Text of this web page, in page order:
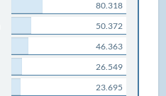
80.318
50.372
46.363
26.549
23.695